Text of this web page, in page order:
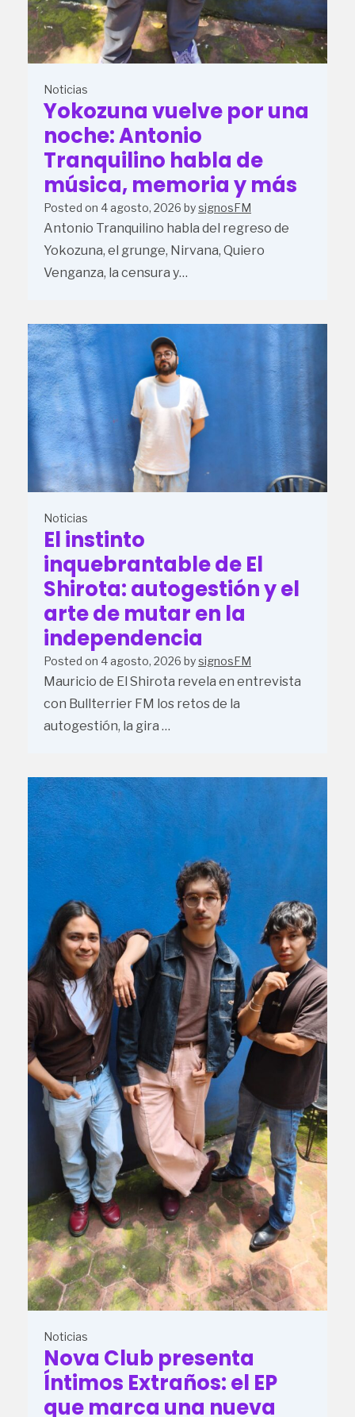
Noticias
Yokozuna vuelve por una
noche: Antonio
Tranquilino habla de
música, memoria y más
Posted on 4 agosto, 2026 bysignosFM
Antonio Tranquilino habla del regreso de
Yokozuna, el grunge, Nirvana, Quiero
Venganza, la censura y…
Noticias
El instinto
inquebrantable de El
Shirota: autogestión y el
arte de mutar en la
independencia
Posted on 4 agosto, 2026 bysignosFM
Mauricio de El Shirota revela en entrevista
con Bullterrier FM los retos de la
autogestión, la gira …
Noticias
Nova Club presenta
Íntimos Extraños: el EP
que marca una nueva